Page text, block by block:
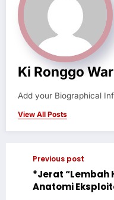
Ki Ronggo
Add your Biographical
View All Posts
Previous post
*Jerat “Lembah
Anatomi